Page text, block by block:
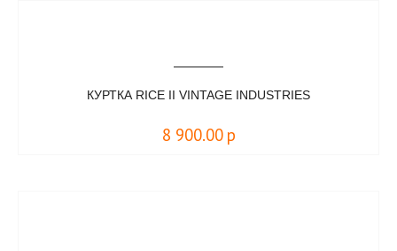
КУРТКА RICE II VINTAGE INDUSTRIES
8 900.00 р